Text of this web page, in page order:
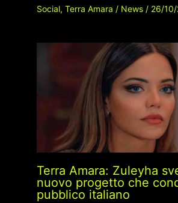
Social, Terra Amara / News/ 26/
Terra Amara: Zuleyha
nuovo progetto che
pubblico italiano